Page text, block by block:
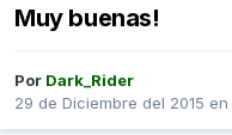
Muy buenas!
Por Dark_Rider
29 de Diciembre del 2015 en